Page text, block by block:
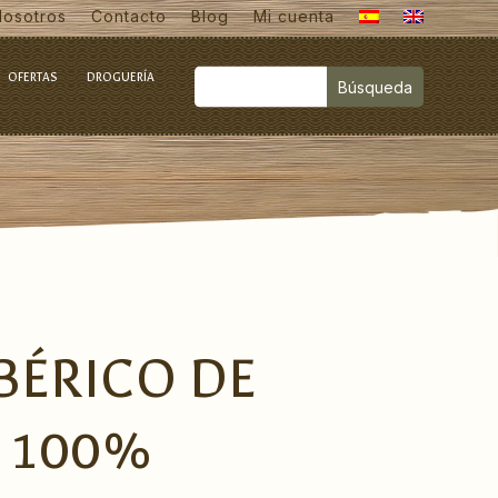
Contacto Blog Mi cuenta
OFERTAS DROGUERÍA
DE
100%